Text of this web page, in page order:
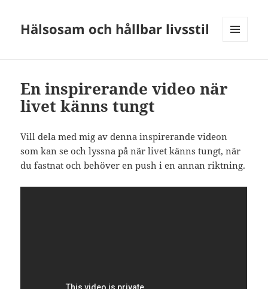
Hälsosam och hållbar livsstil
En inspirerande video när
livet känns tungt
Vill dela med mig av denna inspirerande videon
som kan se och lyssna på när livet känns tungt, när
du fastnat och behöver en push i en annan riktning.